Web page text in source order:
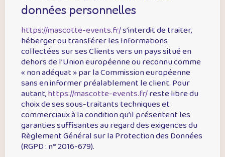
données personnelles
https://mascotte-events.fr/s’interdit de traiter,
héberger ou transférer les Informations
collectées sur ses Clients vers un pays situé en
dehors de l’Union européenne ou reconnu comme
« non adéquat » par la Commission européenne
sans en informer préalablement le client. Pour
autant,https://mascotte-events.fr/reste libre du
choix de ses sous-traitants techniques et
commerciaux à la condition qu’il présentent les
garanties suffisantes au regard des exigences du
Règlement Général sur la Protection des Données
(RGPD : n° 2016-679).